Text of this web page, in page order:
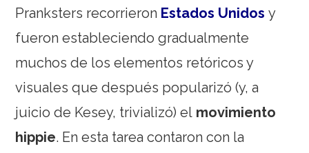
Pranksters recorrieron Estados Unidosy
fueron estableciendo gradualmente
muchos de los elementos retóricos y
visuales que después popularizó (y, a
juicio de Kesey, trivializó) el movimiento
hippie. En esta tarea contaron con la